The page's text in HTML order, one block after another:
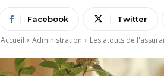
Facebook Twitter
Accueil Administration Les atouts de